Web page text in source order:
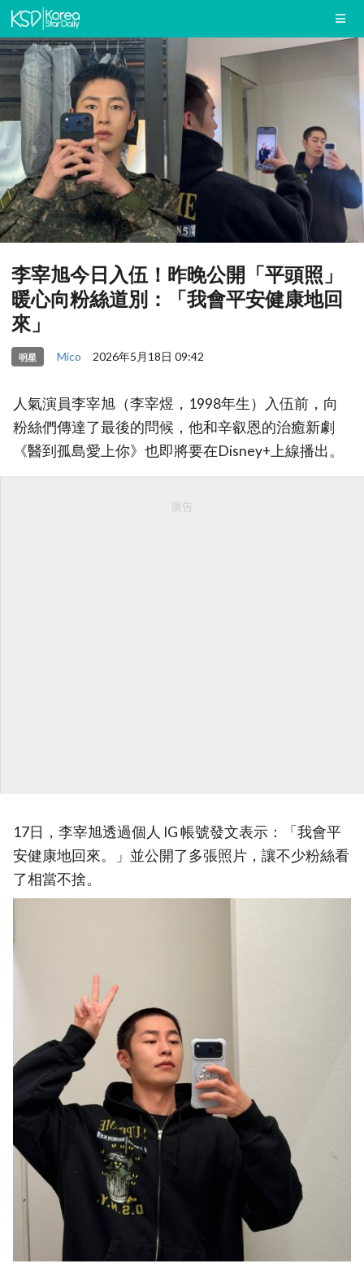
李宰旭今日入伍！昨晚公開「平頭照」
暖心向粉絲道別：「我會平安健康地回
來」
明星 Mico 2026年5月18日 09:42
人氣演員李宰旭（李宰煜，1998年生）入伍前，向
粉絲們傳達了最後的問候，他和辛叡恩的治癒新劇
《醫到孤島愛上你》也即將要在Disney+上線播出。
廣告
17日，李宰旭透過個人 IG 帳號發文表示：「我會平
安健康地回來。」並公開了多張照片，讓不少粉絲看
了相當不捨。